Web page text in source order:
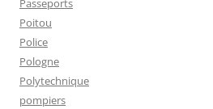
Passeports
Poitou
Police
Pologne
Polytechnique
pompiers